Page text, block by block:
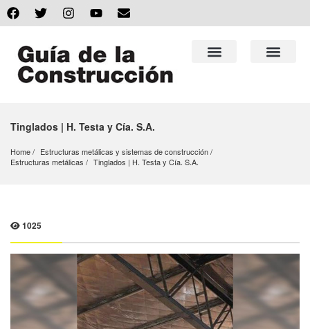
Tinglados | H. Testa y Cía. S.A.
Home
Estructuras metálicas y sistemas de construcción
Estructuras metálicas
Tinglados | H. Testa y Cía. S.A.
1025